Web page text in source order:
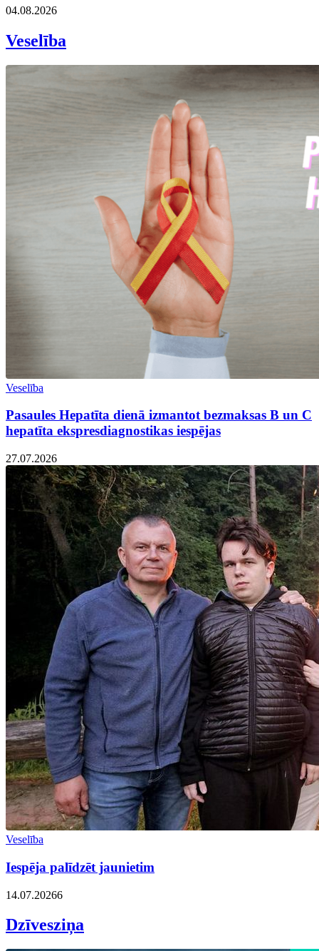
04.08.2026
Veselība
Veselība
Pasaules Hepatīta dienā izmantot bezmaksas B un C
hepatīta ekspresdiagnostikas iespējas
27.07.2026
Veselība
Iespēja palīdzēt jaunietim
14.07.20266
Dzīvesziņa